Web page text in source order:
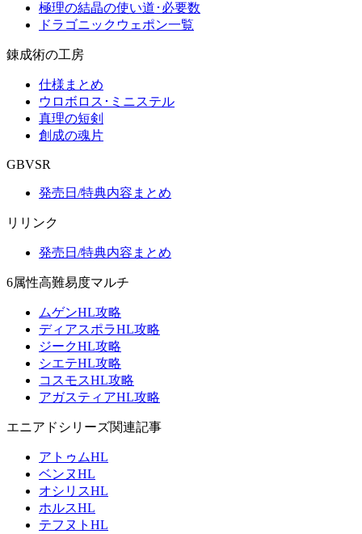
極理の結晶の使い道･必要数
ドラゴニックウェポン一覧
錬成術の工房
仕様まとめ
ウロボロス･ミニステル
真理の短剣
創成の魂片
GBVSR
発売日/特典内容まとめ
リリンク
発売日/特典内容まとめ
6属性高難易度マルチ
ムゲンHL攻略
ディアスポラHL攻略
ジークHL攻略
シエテHL攻略
コスモスHL攻略
アガスティアHL攻略
エニアドシリーズ関連記事
アトゥムHL
ベンヌHL
オシリスHL
ホルスHL
テフヌトHL